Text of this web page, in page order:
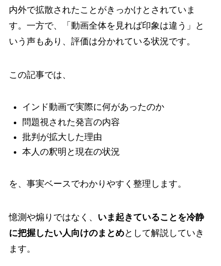
内外で拡散されたことがきっかけとされていま
す。一方で、「動画全体を見れば印象は違う」と
いう声もあり、評価は分かれている状況です。
この記事では、
インド動画で実際に何があったのか
問題視された発言の内容
批判が拡大した理由
本人の釈明と現在の状況
を、事実ベースでわかりやすく整理します。
憶測や煽りではなく、 いま起きていることを冷静
に把握したい人向けのまとめとして解説していき
ます。